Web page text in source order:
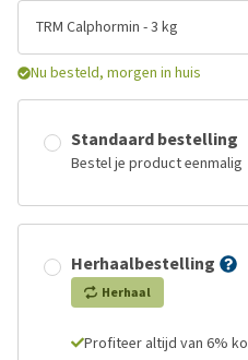
TRM Calphormin - 3 kg
Nu besteld, morgen in huis
Standaard bestelling
Bestel je product eenmalig
Herhaalbestelling
Herhaal
Profiteer altijd van 6%